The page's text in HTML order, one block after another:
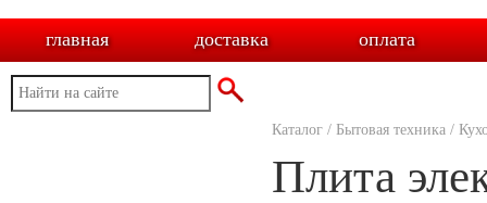
главная доставка оплата
Каталог / Бытовая техника /
Плита